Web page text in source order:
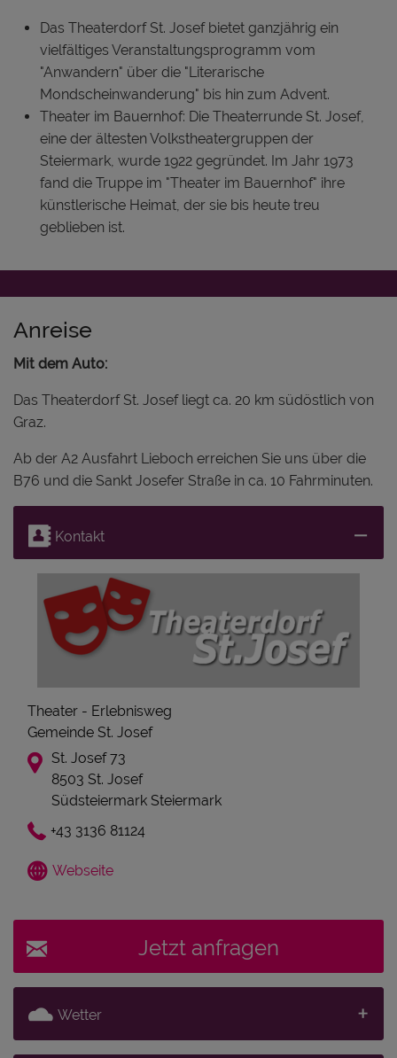
Das Theaterdorf St. Josef bietet ganzjährig ein
vielfältiges Veranstaltungsprogramm vom
"Anwandern" über die "Literarische
Mondscheinwanderung" bis hin zum Advent.
Theater im Bauernhof: Die Theaterrunde St. Josef,
eine der ältesten Volkstheatergruppen der
Steiermark, wurde 1922 gegründet. Im Jahr 1973
fand die Truppe im "Theater im Bauernhof" ihre
künstlerische Heimat, der sie bis heute treu
geblieben ist.
Anreise
Mit dem Auto:
Das Theaterdorf St. Josef liegt ca. 20 km südöstlich von
Graz.
Ab der A2 Ausfahrt Lieboch erreichen Sie uns über die
B76 und die Sankt Josefer Straße in ca. 10 Fahrminuten.
Kontakt
Theater - Erlebnisweg
Gemeinde St. Josef
St. Josef 73
8503 St. Josef
Südsteiermark Steiermark
+43 3136 81124
Webseite
Jetzt anfragen
Wetter